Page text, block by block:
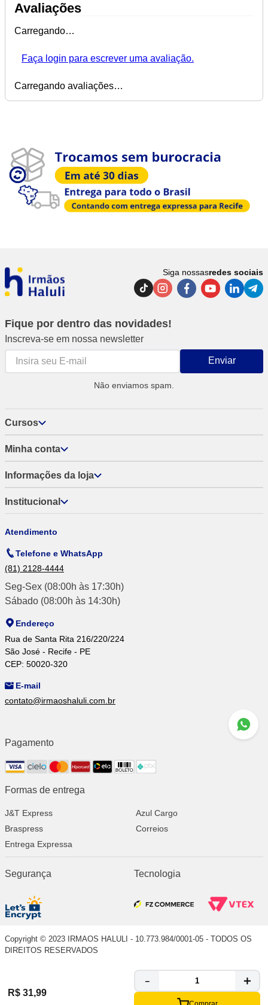
R$ 31,99
＋
－
Avaliações
Carregando…
Faça login para escrever uma avaliação.
Carregando avaliações…
Siga nossasredes sociais
Fique por dentro das novidades!
Inscreva-se em nossa newsletter
Enviar
Não enviamos spam.
Cursos
Minha conta
Informações da loja
Institucional
Atendimento
Telefone e WhatsApp
(81) 2128-4444
Seg-Sex (08:00h às 17:30h)
Sábado (08:00h às 14:30h)
Endereço
Rua de Santa Rita 216/220/224
São José - Recife - PE
CEP: 50020-320
E-mail
contato@irmaoshaluli.com.br
Pagamento
Formas de entrega
J&T Express
Azul Cargo
Braspress
Correios
Entrega Expressa
Segurança Tecnologia
Copyright © 2023 IRMAOS HALULI - 10.773.984/0001-05 - TODOS OS
DIREITOS RESERVADOS